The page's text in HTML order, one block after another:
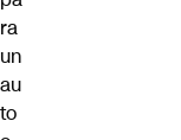
ra
un
au
to